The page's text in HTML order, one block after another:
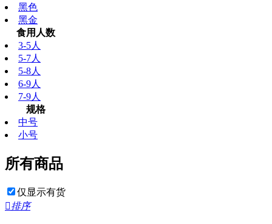
黑色
黑金
食用人数
3-5人
5-7人
5-8人
6-9人
7-9人
规格
中号
小号
所有商品
仅显示有货
排序